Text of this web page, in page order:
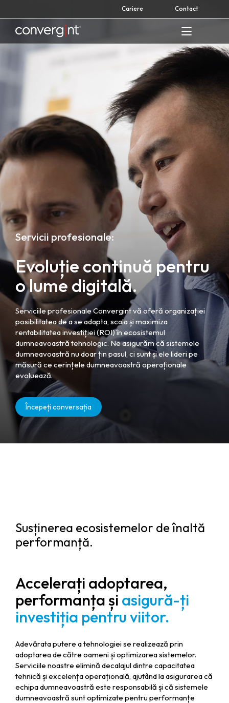
to
content
Cariere Contact
Home
Servicii profesionale:
Evoluție continuă pentru
o lume digitală.
Serviciile profesionale Convergint vă oferă organizației
posibilitatea de a se adapta, scala și maximiza
rentabilitatea investiției (ROI) în ecosistemul
dumneavoastră tehnologic. Ne asigurăm că sistemele
dumneavoastră nu doar țin pasul, ci sunt și ele lideri pe
măsură ce cerințele dumneavoastră operaționale
evoluează.
Începeți conversația
Susținerea ecosistemelor de înaltă
performanță.
Accelerați adoptarea,
performanța și asigură-ți
investiția pentru viitor.
Adevărata putere a tehnologiei se realizează prin
adoptarea de către oameni și optimizarea sistemelor.
Serviciile noastre elimină decalajul dintre capacitatea
tehnică și excelența operațională, ajutând la asigurarea că
echipa dumneavoastră este responsabilă și că sistemele
dumneavoastră sunt optimizate pentru performanțe